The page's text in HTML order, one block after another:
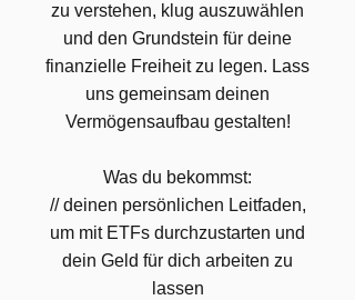
zu verstehen, klug auszuwählen
und den Grundstein für deine
finanzielle Freiheit zu legen. Lass
uns gemeinsam deinen
Vermögensaufbau gestalten!
Was du bekommst:
// deinen persönlichen Leitfaden,
um mit ETFs durchzustarten und
dein Geld für dich arbeiten zu
lassen